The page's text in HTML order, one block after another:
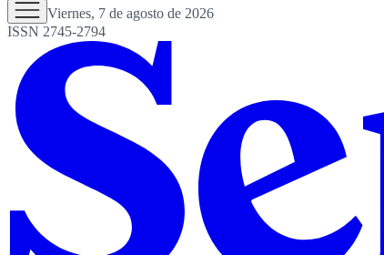
Viernes, 7 de agosto de 2026
ISSN 2745-2794